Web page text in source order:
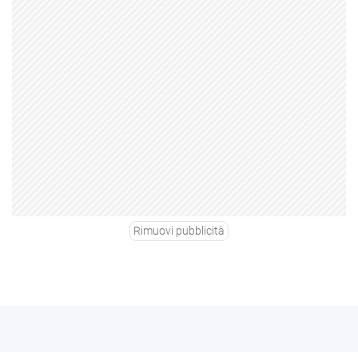
Rimuovi pubblicità